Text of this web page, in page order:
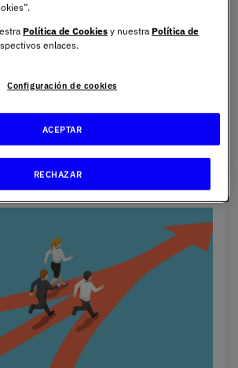
Derecho: todas las
graduados
Política de Cookies y nuestra Política de
enlaces.
Configuración de cookies
RECHAZAR
ACEPTAR